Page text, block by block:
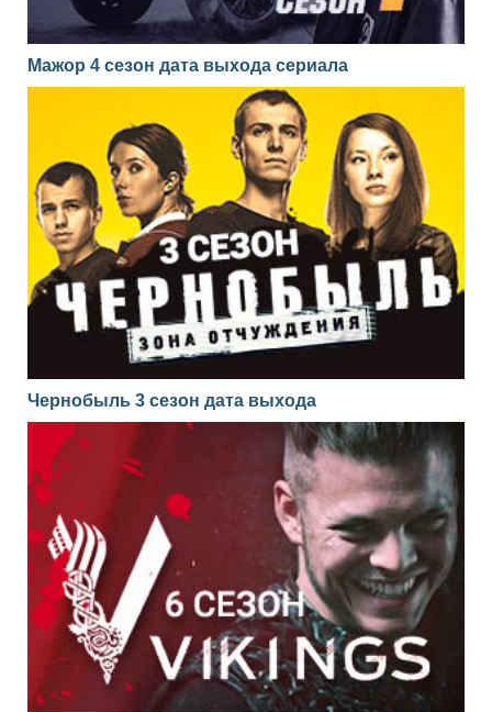
Мажор 4 сезон дата выхода сериала
Чернобыль 3 сезон дата выхода